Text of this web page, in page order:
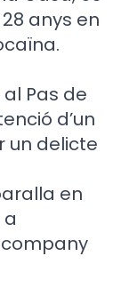
anys en
al Pas de
d’un
un delicte
en